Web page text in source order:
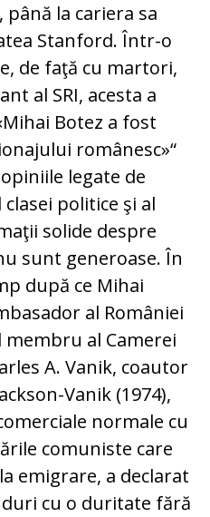
la cariera sa
Stanford. Într-o
de faţă cu martori,
al SRI, acesta a
Botez a fost
românesc»“
legate de
politice şi al
solide despre
sunt generoase. În
după ce Mihai
al României
al Camerei
A. Vanik, coautor
Vanik (1974),
normale cu
comuniste care
emigrare, a declarat
cu o duritate fără